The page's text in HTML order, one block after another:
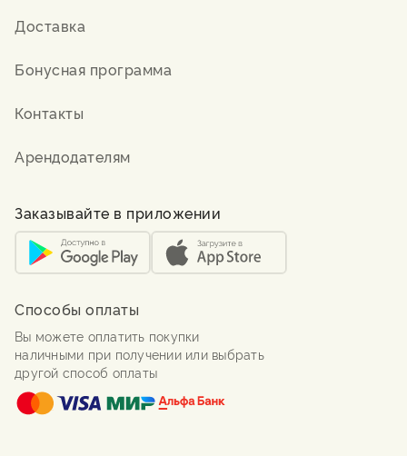
Доставка
Бонусная программа
Контакты
Арендодателям
Заказывайте в приложении
Способы оплаты
Вы можете оплатить покупки
наличными при получении или выбрать
другой способ оплаты